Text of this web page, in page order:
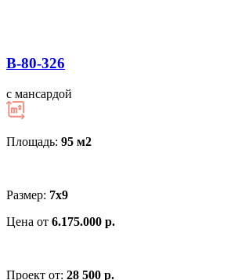
В-80-326
с мансардой
Площадь: 95 м2
Размер: 7x9
Цена от 6.175.000 р.
Проект от: 28 500 р.